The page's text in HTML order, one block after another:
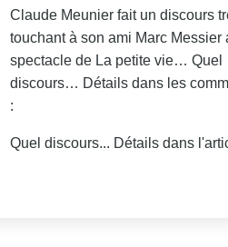
Claude Meunier fait un discours
touchant à son ami Marc Messier
spectacle de La petite vie… Quel
discours… Détails dans les
:
Quel discours... Détails dans